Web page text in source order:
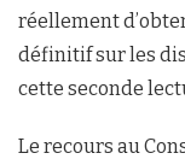
réellement
définitif sur les
cette seconde
Le recours au